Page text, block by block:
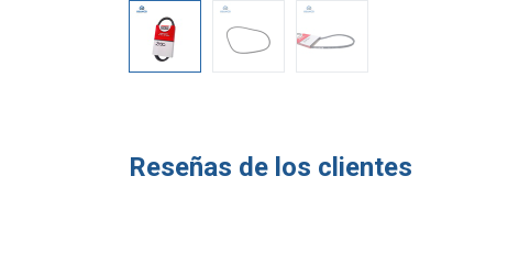
Reseñas de los clientes